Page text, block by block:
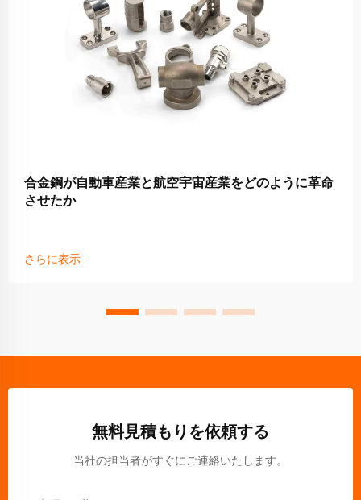
合金鋼が自動車産業と航空宇宙産業をどのように革命
させたか
さらに表示
無料見積もりを依頼する
当社の担当者がすぐにご連絡いたします。